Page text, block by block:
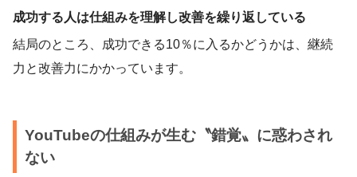
成功する人は仕組みを理解し改善を繰り返している
結局のところ、成功できる10％に入るかどうかは、継続
力と改善力にかかっています。
YouTubeの仕組みが生む〝錯覚〟に惑わされ
ない